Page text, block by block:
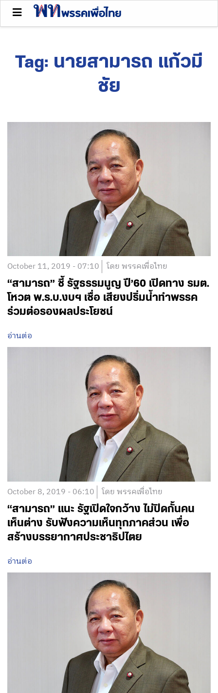
Tag: นายสามารถ แก้วมี
ชัย
October 11, 2019 - 07:10 โดย พรรคเพื่อไทย
“สามารถ” ชี้ รัฐธรรมนูญ ปี’60 เปิดทาง รมต.
โหวต พ.ร.บ.งบฯ เชื่อ เสียงปริ่มน้ำทำพรรค
ร่วมต่อรองผลประโยชน์
อ่านต่อ
October 8, 2019 - 06:10 โดย พรรคเพื่อไทย
“สามารถ” แนะ รัฐเปิดใจกว้าง ไม่ปิดกั้นคน
เห็นต่าง รับฟังความเห็นทุกภาคส่วน เพื่อ
สร้างบรรยากาศประชาธิปไตย
อ่านต่อ